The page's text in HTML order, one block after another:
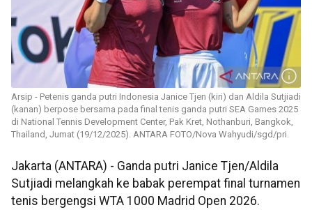
Arsip - Petenis ganda putri Indonesia Janice Tjen (kiri) dan Aldila Sutjiadi
(kanan) berpose bersama pada final tenis ganda putri SEA Games 2025
di National Tennis Development Center, Pak Kret, Nothanburi, Bangkok,
Thailand, Jumat (19/12/2025). ANTARA FOTO/Nova Wahyudi/sgd/pri.
Jakarta (ANTARA) - Ganda putri Janice Tjen/Aldila
Sutjiadi melangkah ke babak perempat final turnamen
tenis bergengsi WTA 1000 Madrid Open 2026.